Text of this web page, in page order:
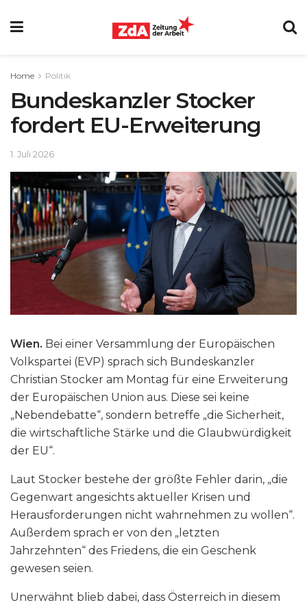
Home Politik
Bundeskanzler Stocker
fordert EU-Erweiterung
1. Juli 2026
Wien. Bei einer Versammlung der Europäischen
Volkspartei (EVP) sprach sich Bundeskanzler
Christian Stocker am Montag für eine Erweiterung
der Europäischen Union aus. Diese sei keine
„Nebendebatte“, sondern betreffe „die Sicherheit,
die wirtschaftliche Stärke und die Glaubwürdigkeit
der EU“.
Laut Stocker bestehe der größte Fehler darin, „die
Gegenwart angesichts aktueller Krisen und
Herausforderungen nicht wahrnehmen zu wollen“.
Außerdem sprach er von den „letzten
Jahrzehnten“ des Friedens, die ein Geschenk
gewesen seien.
Unerwähnt blieb dabei, dass Österreich in diesem